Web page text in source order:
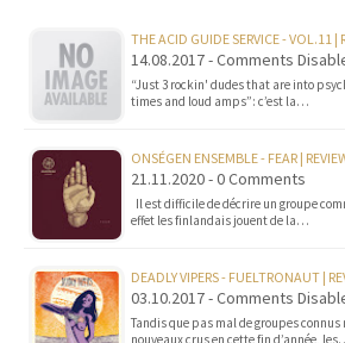
THE ACID GUIDE SERVICE - VOL.11 |
14.08.2017 - Comments
“Just 3 rockin' dudes that are into
times and loud amps”: c’est la…
ONSÉGEN ENSEMBLE - FEAR |
21.11.2020 - 0 Comments
Il est difficile de décrire un groupe
effet les finlandais jouent de la…
DEADLY VIPERS - FUELTRONAUT |
03.10.2017 - Comments
Tandis que pas mal de groupes
nouveaux crus en cette fin d’année,